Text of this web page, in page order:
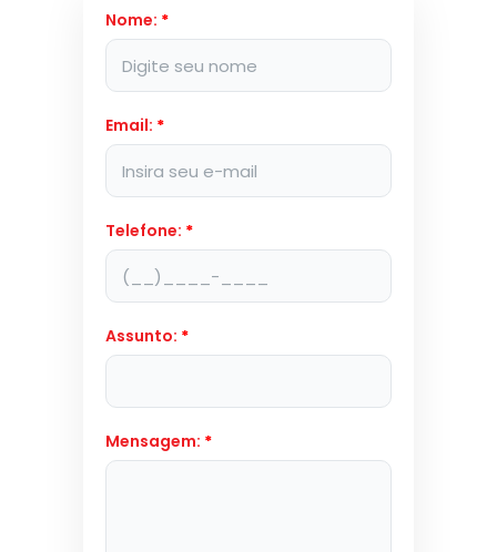
Nome: *
Email: *
Telefone: *
Assunto: *
Mensagem: *